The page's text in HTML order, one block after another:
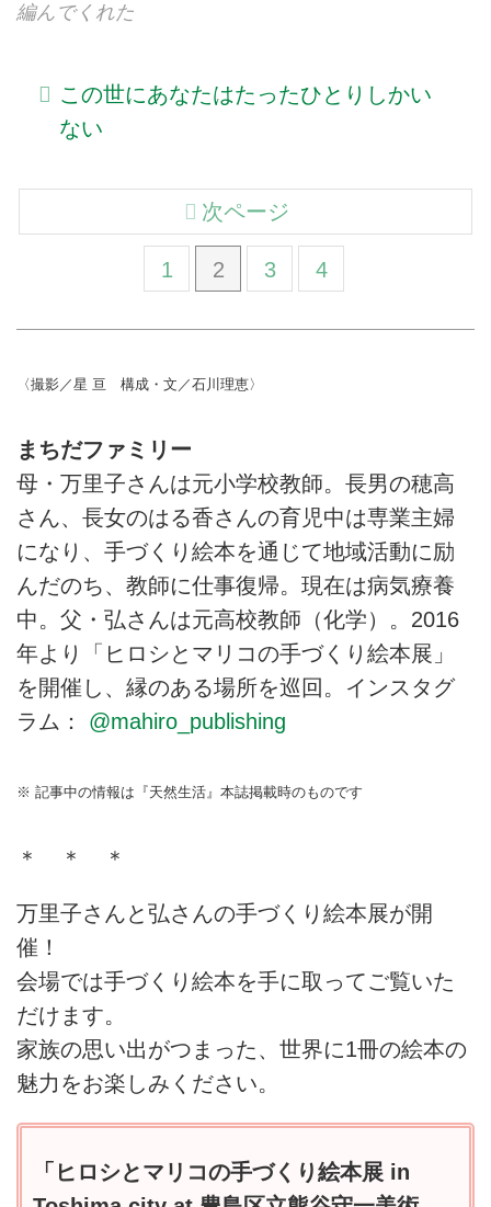
編んでくれた
この世にあなたはたったひとりしかい
ない
1 2 3 4
次ページ
〈撮影／星 亘 構成・文／石川理恵〉
まちだファミリー
母・万里子さんは元小学校教師。長男の穂高
さん、長女のはる香さんの育児中は専業主婦
になり、手づくり絵本を通じて地域活動に励
んだのち、教師に仕事復帰。現在は病気療養
中。父・弘さんは元高校教師（化学）。2016
年より「ヒロシとマリコの手づくり絵本展」
を開催し、縁のある場所を巡回。インスタグ
ラム： @mahiro_publishing
※ 記事中の情報は『天然生活』本誌掲載時のものです
＊ ＊ ＊
万里子さんと弘さんの手づくり絵本展が開
催！
会場では手づくり絵本を手に取ってご覧いた
だけます。
家族の思い出がつまった、世界に1冊の絵本の
魅力をお楽しみください。
「ヒロシとマリコの手づくり絵本展 in